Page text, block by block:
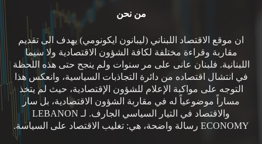
من نحن
ان موقع الاقتصاد اللبناني (ليبانون ايكونومي) يهدف الى تقديم
مقاربة وقراءة مختلفة لكافة الشؤون الاقتصادية ولا سيما
اللبنانية. فلبنان عانى على مر سنوات ولم ينجح حتى هذه اللحظة
في انتشال اقتصاده من دائرة التجاذبات السياسية، وانعكس هذا
التوجه على مواكبة الإعلام للشؤون الإقتصادية، حيث لم يتخذ
مساراً موضوعياً له في مقاربة الشؤون الاقتصادية، بل سار
والاقتصاد في التيار السياسي الجارف. لـ LEBANON
ECONOMY رسالة واضحة، هي: تغليب الاقتصاد على السياسة.